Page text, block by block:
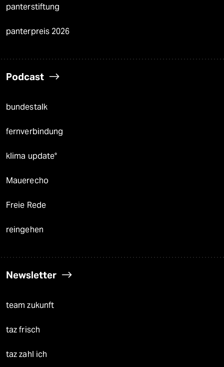
panterstiftung
panterpreis 2026
Podcast
bundestalk
fernverbindung
klima update°
Mauerecho
Freie Rede
reingehen
Newsletter
team zukunft
taz frisch
taz zahl ich